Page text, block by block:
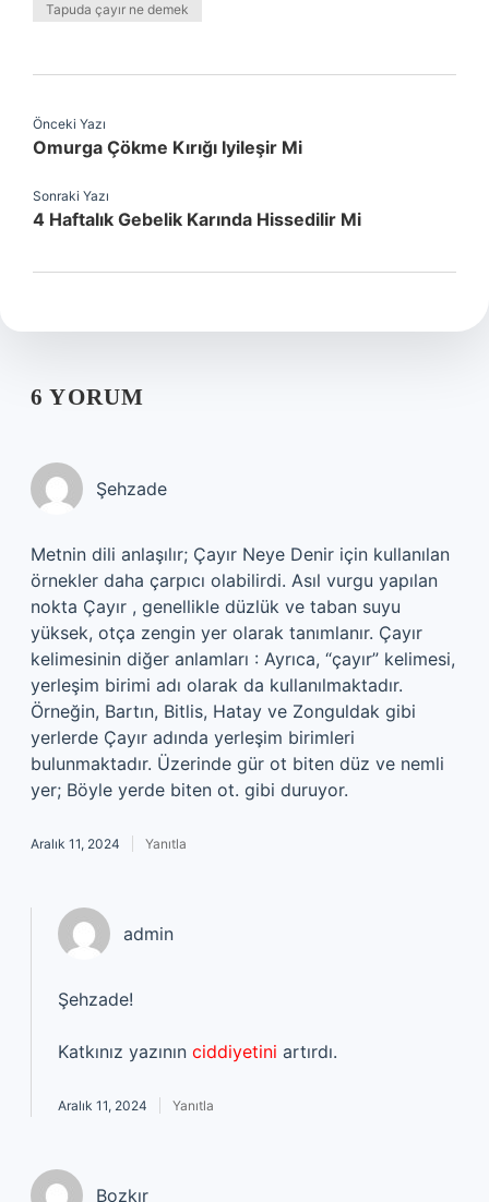
Tapuda çayır ne demek
Önceki Yazı
Omurga Çökme Kırığı Iyileşir Mi
Sonraki Yazı
4 Haftalık Gebelik Karında Hissedilir Mi
6 YORUM
Şehzade
Metnin dili anlaşılır; Çayır Neye Denir için kullanılan
örnekler daha çarpıcı olabilirdi. Asıl vurgu yapılan
nokta Çayır , genellikle düzlük ve taban suyu
yüksek, otça zengin yer olarak tanımlanır. Çayır
kelimesinin diğer anlamları : Ayrıca, “çayır” kelimesi,
yerleşim birimi adı olarak da kullanılmaktadır.
Örneğin, Bartın, Bitlis, Hatay ve Zonguldak gibi
yerlerde Çayır adında yerleşim birimleri
bulunmaktadır. Üzerinde gür ot biten düz ve nemli
yer; Böyle yerde biten ot. gibi duruyor.
Aralık 11, 2024 Yanıtla
admin
Şehzade!
Katkınız yazının ciddiyetini artırdı.
Aralık 11, 2024 Yanıtla
Bozkır